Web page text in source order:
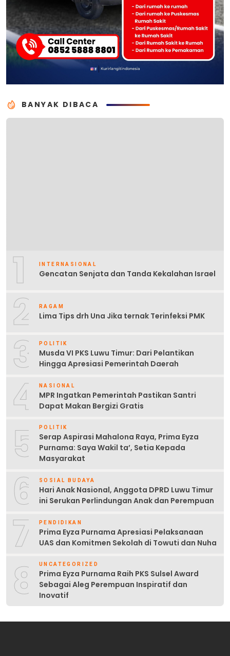
BANYAK DIBACA
1 INTERNASIONAL
Gencatan Senjata dan Tanda Kekalahan Israel
2 RAGAM
Lima Tips drh Una Jika ternak Terinfeksi PMK
3 POLITIK
Musda VI PKS Luwu Timur: Dari Pelantikan
Hingga Apresiasi Pemerintah Daerah
4 NASIONAL
MPR Ingatkan Pemerintah Pastikan Santri
Dapat Makan Bergizi Gratis
5 POLITIK
Serap Aspirasi Mahalona Raya, Prima Eyza
Purnama: Saya Wakil ta’, Setia Kepada
Masyarakat
6 SOSIAL BUDAYA
Hari Anak Nasional, Anggota DPRD Luwu Timur
ini Serukan Perlindungan Anak dan Perempuan
7 PENDIDIKAN
Prima Eyza Purnama Apresiasi Pelaksanaan
UAS dan Komitmen Sekolah di Towuti dan Nuha
8 UNCATEGORIZED
Prima Eyza Purnama Raih PKS Sulsel Award
Sebagai Aleg Perempuan Inspiratif dan
Inovatif